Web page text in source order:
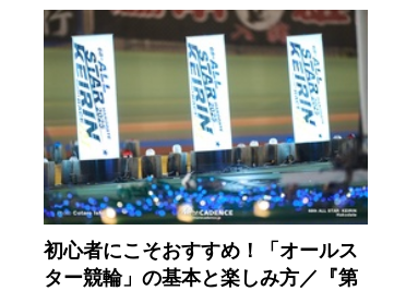
初心者にこそおすすめ！「オールス
ター競輪」の基本と楽しみ方／『第